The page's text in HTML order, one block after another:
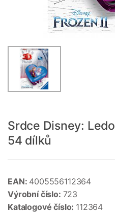
Srdce Disney:
54 dílků
EAN: 4005556112364
Výrobní číslo: 723
Katalogové číslo: 112364